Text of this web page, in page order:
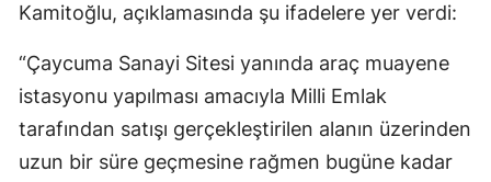
Kamitoğlu, açıklamasında şu ifadelere yer verdi:
“Çaycuma Sanayi Sitesi yanında araç muayene
istasyonu yapılması amacıyla Milli Emlak
tarafından satışı gerçekleştirilen alanın üzerinden
uzun bir süre geçmesine rağmen bugüne kadar